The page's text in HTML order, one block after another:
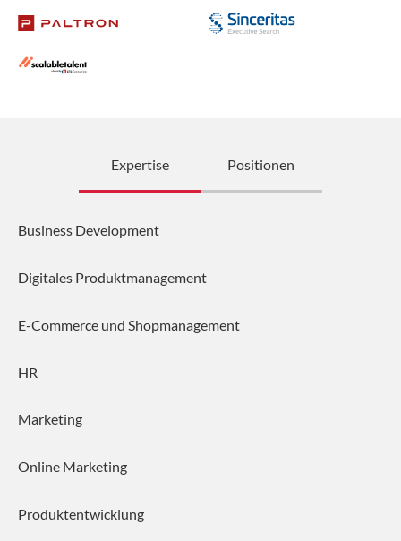
Expertise Positionen
Business Development
Digitales Produktmanagement
E-Commerce und Shopmanagement
HR
Marketing
Online Marketing
Produktentwicklung